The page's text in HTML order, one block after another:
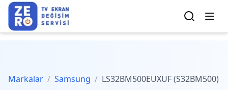
Markalar / Samsung / LS32BM500EUXUF (S32BM500)